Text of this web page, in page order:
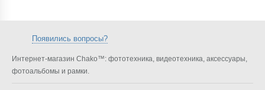
Появились вопросы?
Интернет-магазин Chako™: фототехника, видеотехника, аксессуары,
фотоальбомы и рамки.